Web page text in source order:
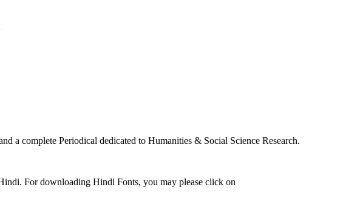
a complete Periodical dedicated to Humanities & Social Science Research.
For downloading Hindi Fonts, you may please click on